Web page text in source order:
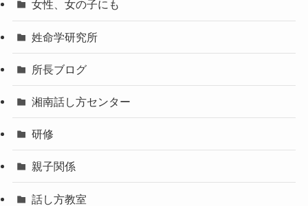
女性、女の子にも
姓命学研究所
所長ブログ
湘南話し方センター
研修
親子関係
話し方教室